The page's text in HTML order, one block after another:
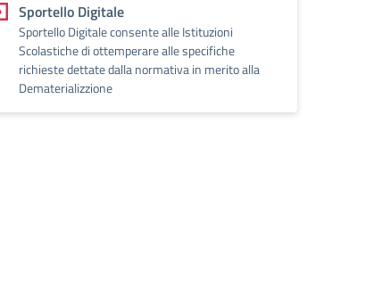
Sportello Digitale
Sportello Digitale consente alle Istituzioni
Scolastiche di ottemperare alle specifiche
richieste dettate dalla normativa in merito alla
Dematerializzione